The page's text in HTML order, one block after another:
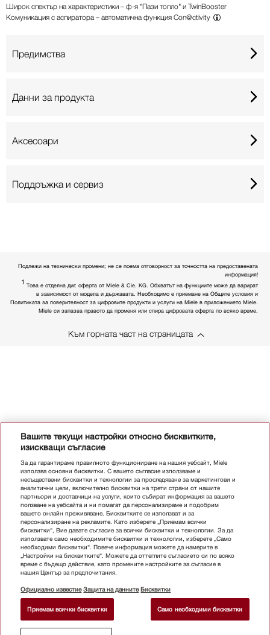
Широк спектър на характеристики – ф-я "Пази топло" и TwinBooster
Комуникация с аспиратора – автоматична функция Con@ctivity
Предимства
Данни за продукта
Аксесоари
Поддръжка и сервиз
Подлежи на технически промени; не се поема отговорност за точността на предоставената
информация!
1 Това е отделна диг. оферта от Miele & Cie. KG. Обхватът на функциите може да варират
в зависимост от модела и държавата. Необходимо е приемане на Общите условия и
Политиката за поверителност за цифровите продукти и услуги на Miele в приложението Miele.
Miele си запазва правото да променя или спира цифровата оферта по всяко време.
Към горната част на страницата
Вашите текущи настройки относно бисквитките,
изискващи съгласие
За да гарантираме правилното функциониране на нашия уебсайт, Miele
използва основни бисквитки. С вашето съгласие използваме и
несъществени бисквитки и технологии за проследяване за маркетингови и
аналитични цели, включително бисквитки на трети страни от нашите
партньори и доставчици на услуги, които събират информация за вашето
ползване на уебсайта и ни помагат да персонализираме и подобрим
вашето онлайн преживяване. Бисквитките се използват и за
персонализиране на рекламите. Като изберете „Приемам всички
бисквитки“, Вие давате съгласие за всички бисквитки и технологии. За да
използвате само необходимите бисквитки и технологии, изберете „Само
необходими бисквитки“. Повече информация можете да намерите в
„Настройки на бисквитките“. Можете да оттеглите съгласието си по всяко
време с бъдещо действие, като промените настройките за съгласие в
нашия Център за предпочитания.
Официално известие Защита на данните Бисквитки
Приемам всички бисквитки Само необходими бисквитки